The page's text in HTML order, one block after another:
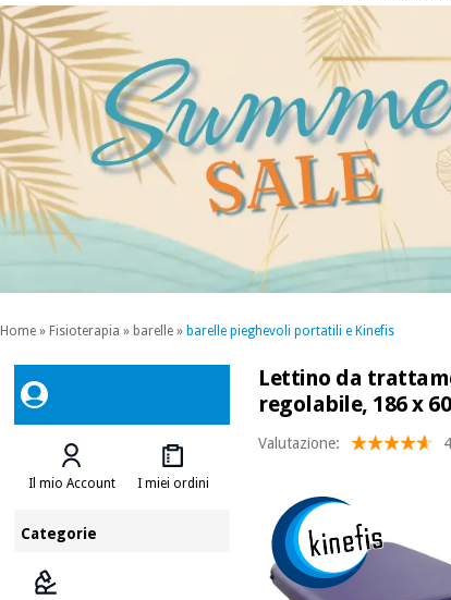
Home » Fisioterapia » barelle » barelle pieghevoli portatili e Kinefis
Il mio Account I miei ordini
Categorie
Lettino da
regolabile, 186 x
Valutazione: